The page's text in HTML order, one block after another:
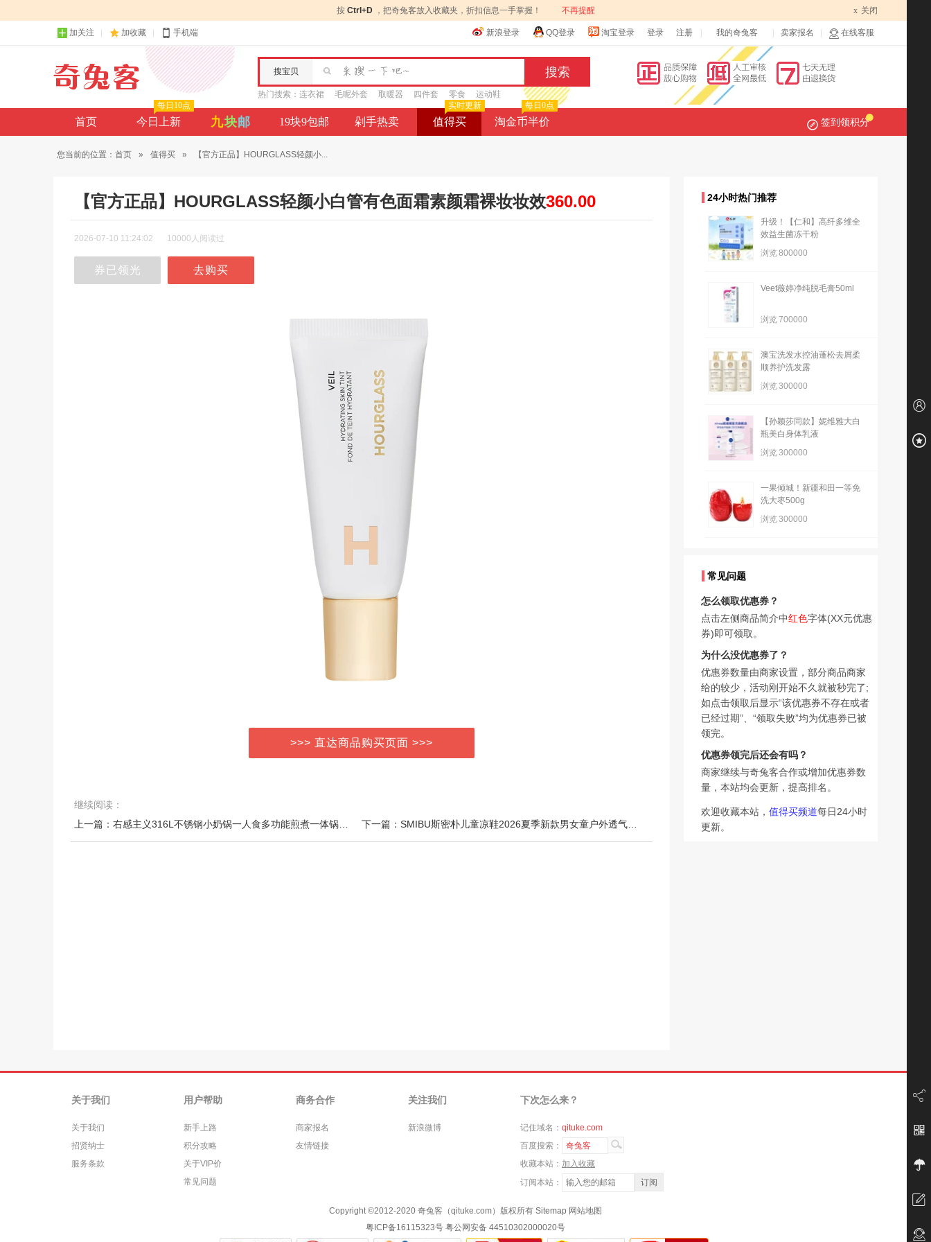
按 Ctrl+D ，把奇兔客放入收藏夹，折扣信息一手掌握！ 不再提醒 x 关闭
加关注 加收藏 手机端 新浪登录 QQ登录 淘宝登录 登录 注册 我的奇兔客 卖家报名 在线客服
搜宝贝
热门搜索： 连衣裙 毛呢外套 取暖器 四件套 零食 运动鞋
首页 今日上新
每日10点
九块邮 19块9包邮 剁手热卖 值得买
实时更新
淘金币半价
每日0点
签到领积分
您当前的位置： 首页 » 值得买 » 【官方正品】HOURGLASS轻颜小...
【官方正品】HOURGLASS轻颜小白管有色面霜素颜霜裸妆妆效360.00
2026-07-10 11:24:02 10000人阅读过
券已领光 去购买
>>> 直达商品购买页面 >>>
继续阅读：
24小时热门推荐
升级！【仁和】高纤多维全
效益生菌冻干粉
浏览800000
Veet薇婷净纯脱毛膏50ml
浏览700000
澳宝洗发水控油蓬松去屑柔
顺养护洗发露
浏览300000
【孙颖莎同款】妮维雅大白
瓶美白身体乳液
浏览300000
一果倾城！新疆和田一等免
洗大枣500g
浏览300000
常见问题
怎么领取优惠券？
点击左侧商品简介中红色字体(XX元优惠
券)即可领取。
为什么没优惠券了？
优惠券数量由商家设置，部分商品商家
给的较少，活动刚开始不久就被秒完了;
如点击领取后显示“该优惠券不存在或者
已经过期”、“领取失败”均为优惠券已被
领完。
优惠券领完后还会有吗？
商家继续与奇兔客合作或增加优惠券数
量，本站均会更新，提高排名。
欢迎收藏本站， 值得买频道每日24小时
更新。
关于我们
关于我们
招贤纳士
服务条款
用户帮助
新手上路
积分攻略
关于VIP价
常见问题
商务合作
商家报名
友情链接
关注我们
新浪微博
下次怎么来？
记住域名： qituke.com
百度搜索：
奇兔客
收藏本站： 加入收藏
订阅本站：
Copyright ©2012-2020 奇兔客（qituke.com）版权所有 Sitemap 网站地图
粤ICP备16115323号 粤公网安备 44510302000020号